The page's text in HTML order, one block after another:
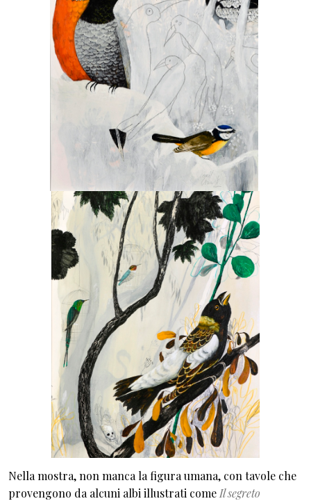
Nella mostra, non manca la figura umana, con tavole che
provengono da alcuni albi illustrati come Il segreto